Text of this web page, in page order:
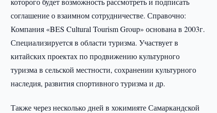
соглашение о взаимном сотрудничестве. Справочно:
Компания «BES Cultural Tourism Group» основана в 2003г.
Специализируется в области туризма. Участвует в
китайских проектах по продвижению культурного
туризма в сельской местности, сохранении культурного
наследия, развития спортивного туризма и др.
Также через несколько дней в хокимияте Самаркандской